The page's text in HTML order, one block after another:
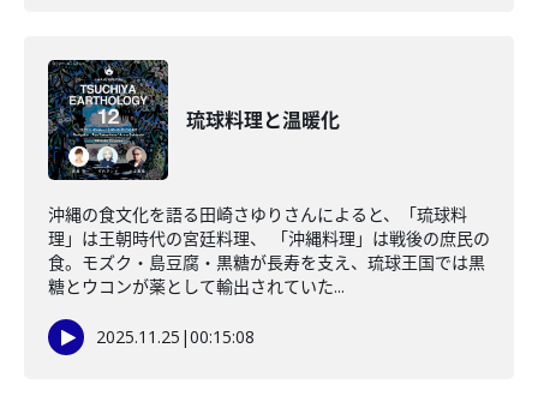
琉球料理と温暖化
沖縄の食文化を語る田崎さゆりさんによると、「琉球料
理」は王朝時代の宮廷料理、 「沖縄料理」は戦後の庶民の
食。モズク・島豆腐・黒糖が長寿を支え、琉球王国では黒
糖とウコンが薬として輸出されていた...
2025.11.25 |00:15:08